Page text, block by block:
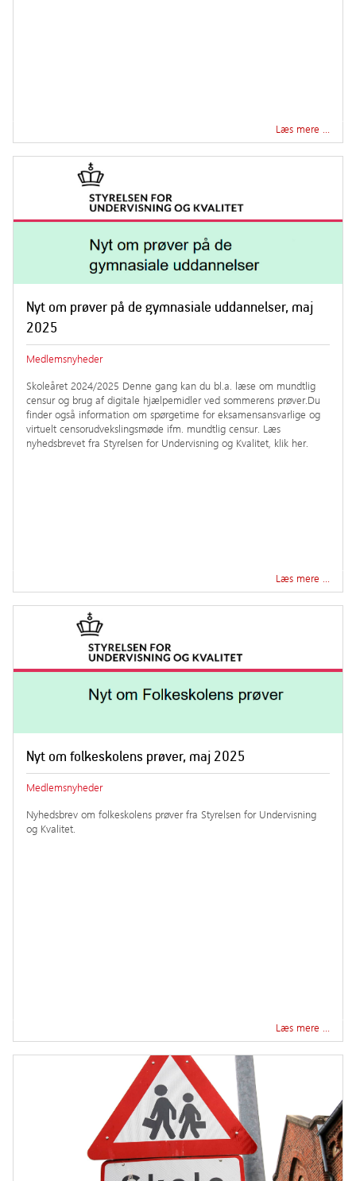
Læs mere …
Nyt om prøver på de gymnasiale uddannelser, maj
2025
Medlemsnyheder
Skoleåret 2024/2025 Denne gang kan du bl.a. læse om mundtlig
censur og brug af digitale hjælpemidler ved sommerens prøver.Du
finder også information om spørgetime for eksamensansvarlige og
virtuelt censorudvekslingsmøde ifm. mundtlig censur. Læs
nyhedsbrevet fra Styrelsen for Undervisning og Kvalitet, klik her.
Læs mere …
Nyt om folkeskolens prøver, maj 2025
Medlemsnyheder
Nyhedsbrev om folkeskolens prøver fra Styrelsen for Undervisning
og Kvalitet.
Læs mere …